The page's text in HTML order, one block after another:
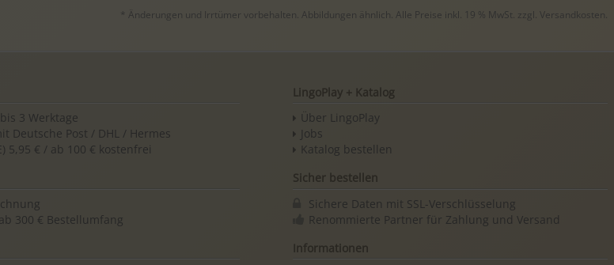
* Änderungen und Irrtümer vorbehalten. Abbildungen ähnlich. Alle Preise inkl. 19 % MwSt. zzgl. Versandkosten.
3 Werktage
Deutsche Post / DHL / Hermes
5,95 € / ab 100 € kostenfrei
300 € Bestellumfang
LingoPlay + Katalog
Über LingoPlay
Jobs
Katalog bestellen
Sicher bestellen
Sichere Daten mit SSL-Verschlüsselung
Renommierte Partner für Zahlung und Versand
Informationen